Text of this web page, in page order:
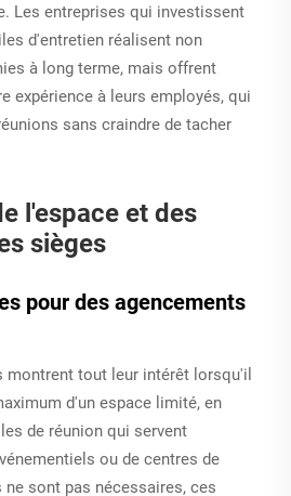
Les entreprises qui investissent
d'entretien réalisent non
à long terme, mais offrent
expérience à leurs employés, qui
sans craindre de tacher
l'espace et des
sièges
pour des agencements
montrent tout leur intérêt lorsqu'il
d'un espace limité, en
de réunion qui servent
ou de centres de
sont pas nécessaires, ces